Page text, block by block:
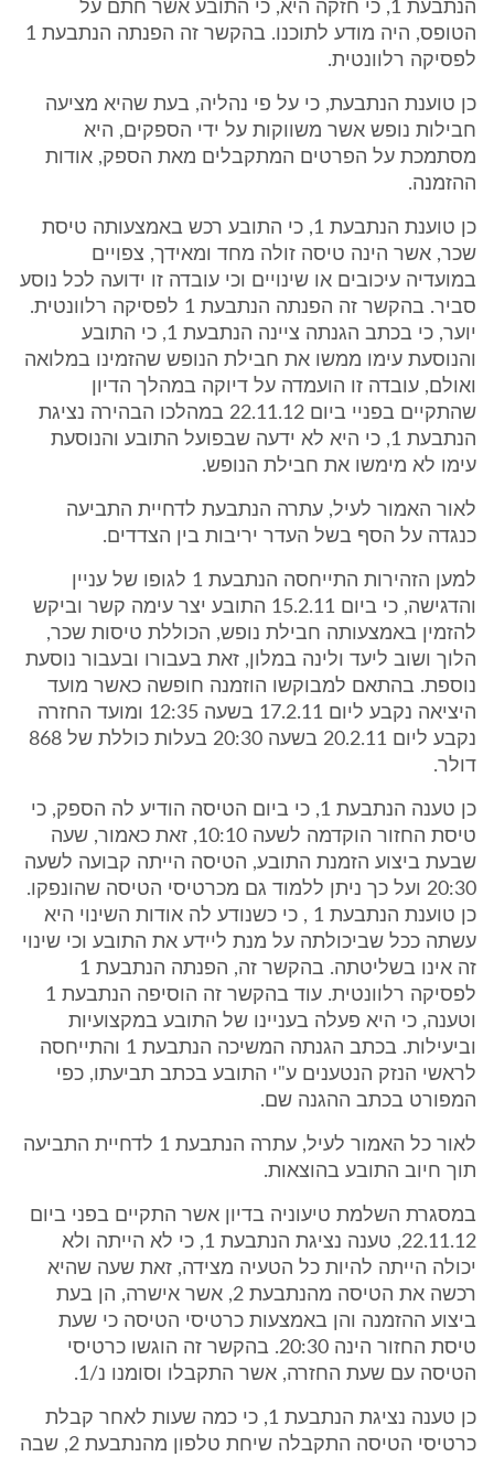
הנתבעת 1, כי חזקה היא, כי התובע אשר חתם על
הטופס, היה מודע לתוכנו. בהקשר זה הפנתה הנתבעת 1
לפסיקה רלוונטית.
כן טוענת הנתבעת, כי על פי נהליה, בעת שהיא מציעה
חבילות נופש אשר משווקות על ידי הספקים, היא
מסתמכת על הפרטים המתקבלים מאת הספק, אודות
ההזמנה.
כן טוענת הנתבעת 1, כי התובע רכש באמצעותה טיסת
שכר, אשר הינה טיסה זולה מחד ומאידך, צפויים
במועדיה עיכובים או שינויים וכי עובדה זו ידועה לכל נוסע
סביר. בהקשר זה הפנתה הנתבעת 1 לפסיקה רלוונטית.
יוער, כי בכתב הגנתה ציינה הנתבעת 1, כי התובע
והנוסעת עימו ממשו את חבילת הנופש שהזמינו במלואה
ואולם, עובדה זו הועמדה על דיוקה במהלך הדיון
שהתקיים בפניי ביום 22.11.12 במהלכו הבהירה נציגת
הנתבעת 1, כי היא לא ידעה שבפועל התובע והנוסעת
עימו לא מימשו את חבילת הנופש.
לאור האמור לעיל, עתרה הנתבעת לדחיית התביעה
כנגדה על הסף בשל העדר יריבות בין הצדדים.
למען הזהירות התייחסה הנתבעת 1 לגופו של עניין
והדגישה, כי ביום 15.2.11 התובע יצר עימה קשר וביקש
להזמין באמצעותה חבילת נופש, הכוללת טיסות שכר,
הלוך ושוב ליעד ולינה במלון, זאת בעבורו ובעבור נוסעת
נוספת. בהתאם למבוקשו הוזמנה חופשה כאשר מועד
היציאה נקבע ליום 17.2.11 בשעה 12:35 ומועד החזרה
נקבע ליום 20.2.11 בשעה 20:30 בעלות כוללת של 868
דולר.
כן טענה הנתבעת 1, כי ביום הטיסה הודיע לה הספק, כי
טיסת החזור הוקדמה לשעה 10:10, זאת כאמור, שעה
שבעת ביצוע הזמנת התובע, הטיסה הייתה קבועה לשעה
20:30 ועל כך ניתן ללמוד גם מכרטיסי הטיסה שהונפקו.
כן טוענת הנתבעת 1 , כי כשנודע לה אודות השינוי היא
עשתה ככל שביכולתה על מנת ליידע את התובע וכי שינוי
זה אינו בשליטתה. בהקשר זה, הפנתה הנתבעת 1
לפסיקה רלוונטית. עוד בהקשר זה הוסיפה הנתבעת 1
וטענה, כי היא פעלה בעניינו של התובע במקצועיות
וביעילות. בכתב הגנתה המשיכה הנתבעת 1 והתייחסה
לראשי הנזק הנטענים ע"י התובע בכתב תביעתו, כפי
המפורט בכתב ההגנה שם.
לאור כל האמור לעיל, עתרה הנתבעת 1 לדחיית התביעה
תוך חיוב התובע בהוצאות.
במסגרת השלמת טיעוניה בדיון אשר התקיים בפני ביום
22.11.12, טענה נציגת הנתבעת 1, כי לא הייתה ולא
יכולה הייתה להיות כל הטעיה מצידה, זאת שעה שהיא
רכשה את הטיסה מהנתבעת 2, אשר אישרה, הן בעת
ביצוע ההזמנה והן באמצעות כרטיסי הטיסה כי שעת
טיסת החזור הינה 20:30. בהקשר זה הוגשו כרטיסי
הטיסה עם שעת החזרה, אשר התקבלו וסומנו נ/1.
כן טענה נציגת הנתבעת 1, כי כמה שעות לאחר קבלת
כרטיסי הטיסה התקבלה שיחת טלפון מהנתבעת 2, שבה